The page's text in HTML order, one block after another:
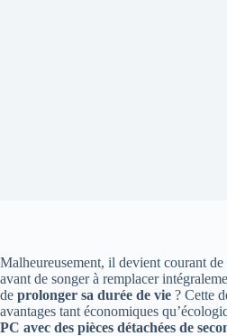
Malheureusement, il devient courant
avant de songer à remplacer
de prolonger sa durée de vie ? Cette
avantages tant économiques
PC avec des pièces détachées de